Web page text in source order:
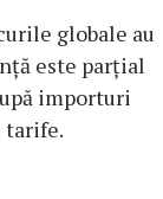
globale au
este parțial
importuri
tarife.